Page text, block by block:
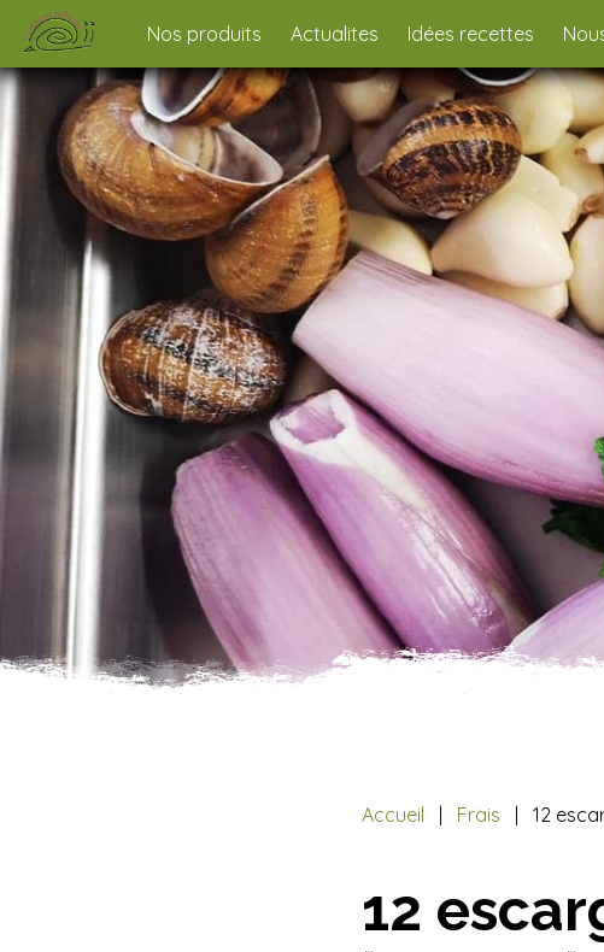
Nos produits Actualites Idées recettes
Accueil Frais 12
12